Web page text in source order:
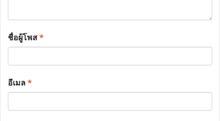
ชื่อผู้โพส*
อีเมล*